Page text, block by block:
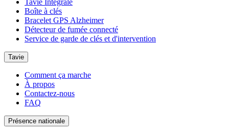
Tavie Intégrale
Boîte à clés
Bracelet GPS Alzheimer
Détecteur de fumée connecté
Service de garde de clés et d'intervention
Tavie
Comment ça marche
À propos
Contactez-nous
FAQ
Présence nationale